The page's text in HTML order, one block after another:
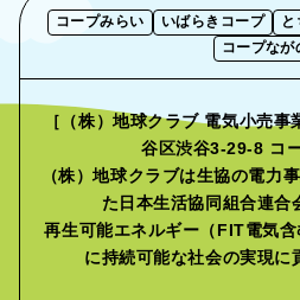
コープみらい いばらきコープ
コープなが
［（株）地球クラブ 電気小売
谷区渋谷3-29-8 コ
（株）地球クラブは生協の電力
た 日本生活協同組合連合
再生可能エネルギー（FIT電気
に持続可能な社会の実現に